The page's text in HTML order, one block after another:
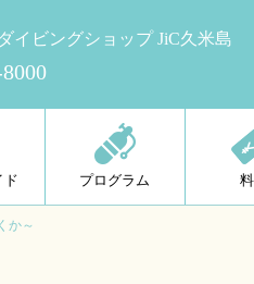
イビングショップ JiC久米島
ド プログラム
か～